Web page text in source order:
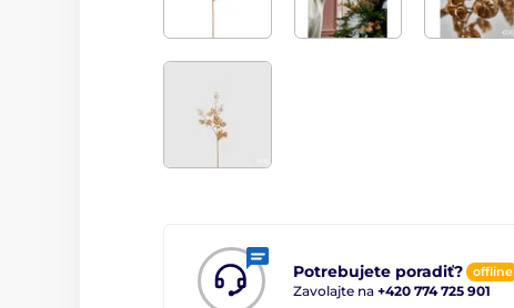
Potrebujete poradiť? offline
Zavolajte na +420 774 725 901